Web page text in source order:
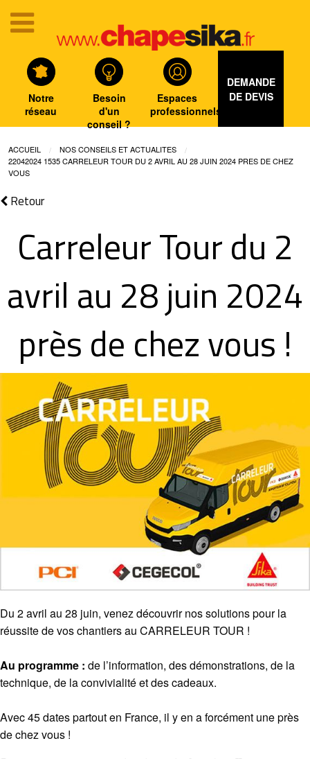
Notre
réseau
Besoin
d'un
conseil ?
Espaces
professionnels
DEMANDE
DE DEVIS
ACCUEIL
NOS CONSEILS ET ACTUALITES
22042024 1535 CARRELEUR TOUR DU 2 AVRIL AU 28 JUIN 2024 PRES DE CHEZ
VOUS
Retour
Carreleur Tour du 2
avril au 28 juin 2024
près de chez vous !
Du 2 avril au 28 juin, venez découvrir nos solutions pour la
réussite de vos chantiers au CARRELEUR TOUR !
Au programme : de l’information, des démonstrations, de la
technique, de la convivialité et des cadeaux.
Avec 45 dates partout en France, il y en a forcément une près
de chez vous !